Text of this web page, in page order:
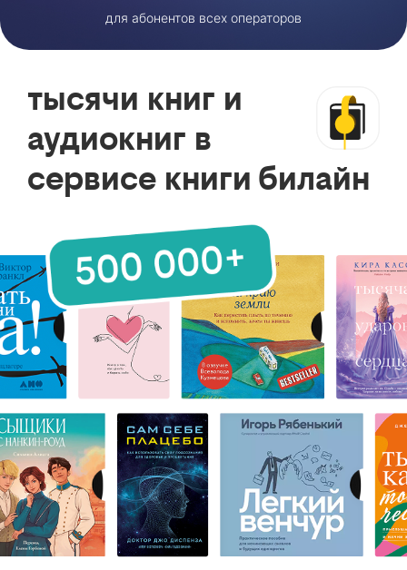
для абонентов всех операторов
тысячи книг и
аудиокниг в
сервисе книги билайн